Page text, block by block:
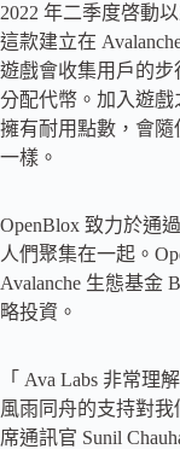
2022 年二季度啓動以
這款建立在
遊戲會收集用戶的
分配代幣。加入遊
擁有耐用點數，會
一樣。
OpenBlox 致力於通
人們聚集在一起。
Avalanche 生態基金
略投資。
「 Ava Labs 非常理
風雨同舟的支持對我
席通訊官 Sunil